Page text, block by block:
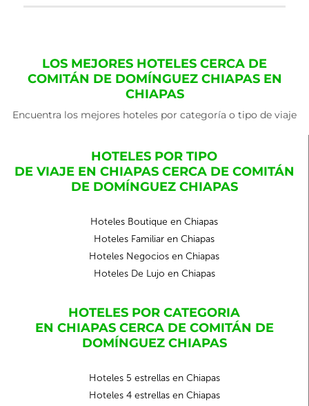
LOS MEJORES HOTELES CERCA DE
COMITÁN DE DOMÍNGUEZ CHIAPAS EN
CHIAPAS
Encuentra los mejores hoteles por categoría o tipo de viaje
HOTELES POR TIPO
DE VIAJE EN CHIAPAS CERCA DE COMITÁN
DE DOMÍNGUEZ CHIAPAS
Hoteles Boutique en Chiapas
Hoteles Familiar en Chiapas
Hoteles Negocios en Chiapas
Hoteles De Lujo en Chiapas
HOTELES POR CATEGORIA
EN CHIAPAS CERCA DE COMITÁN DE
DOMÍNGUEZ CHIAPAS
Hoteles 5 estrellas en Chiapas
Hoteles 4 estrellas en Chiapas